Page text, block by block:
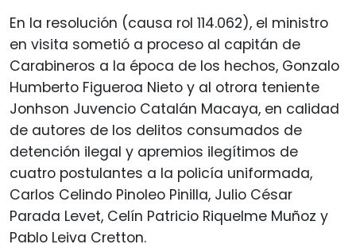
En la resolución (causa rol 114.062), el ministro
en visita sometió a proceso al capitán de
Carabineros a la época de los hechos, Gonzalo
Humberto Figueroa Nieto y al otrora teniente
Jonhson Juvencio Catalán Macaya, en calidad
de autores de los delitos consumados de
detención ilegal y apremios ilegítimos de
cuatro postulantes a la policía uniformada,
Carlos Celindo Pinoleo Pinilla, Julio César
Parada Levet, Celín Patricio Riquelme Muñoz y
Pablo Leiva Cretton.